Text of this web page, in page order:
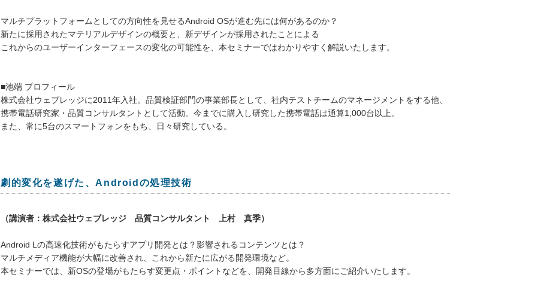
マルチプラットフォームとしての方向性を見せるAndroid OSが進む先には何があるのか？
新たに採用されたマテリアルデザインの概要と、新デザインが採用されたことによる
これからのユーザーインターフェースの変化の可能性を、本セミナーではわかりやすく解説いたします。
■池端 プロフィール
株式会社ウェブレッジに2011年入社。品質検証部門の事業部長として、社内テストチームのマネージメントをする他、
携帯電話研究家・品質コンサルタントとして活動。今までに購入し研究した携帯電話は通算1,000台以上。
また、常に5台のスマートフォンをもち、日々研究している。
劇的変化を遂げた、Androidの処理技術
（講演者：株式会社ウェブレッジ 品質コンサルタント 上村 真季）
Android Lの高速化技術がもたらすアプリ開発とは？影響されるコンテンツとは？
マルチメディア機能が大幅に改善され、これから新たに広がる開発環境など。
本セミナーでは、新OSの登場がもたらす変更点・ポイントなどを、開発目線から多方面にご紹介いたします。